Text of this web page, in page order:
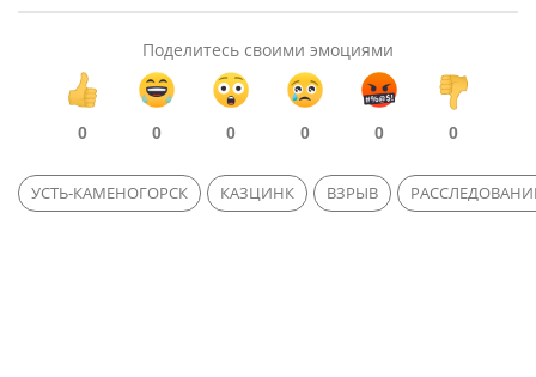
Поделитесь своими эмоциями
0 0 0 0 0 0
УСТЬ-КАМЕНОГОРСК КАЗЦИНК ВЗРЫВ